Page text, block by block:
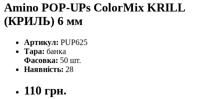
Amino POP-UPs ColorMix KRILL
(КРИЛЬ) 6 мм
Артикул: PUP625
Тара: банка
Фасовка: 50 шт.
Наявність: 28
110 грн.